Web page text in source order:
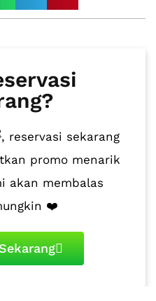
reservasi sekarang
promo menarik
akan membalas
❤️